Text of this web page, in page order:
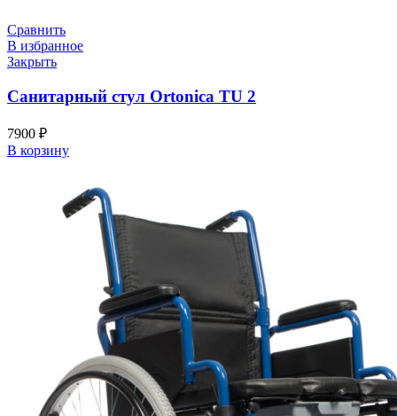
Сравнить
В избранное
Закрыть
Санитарный стул Ortonica TU 2
7900 ₽
В корзину